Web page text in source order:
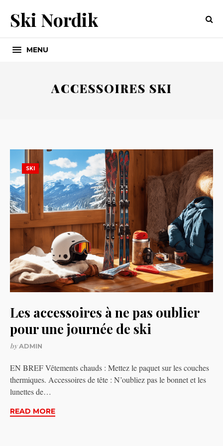
Ski Nordik
MENU
ACCESSOIRES SKI
SKI
Les accessoires à ne pas oublier
pour une journée de ski
byADMIN
EN BREF Vêtements chauds : Mettez le paquet sur les couches
thermiques. Accessoires de tête : N’oubliez pas le bonnet et les
lunettes de…
READ MORE